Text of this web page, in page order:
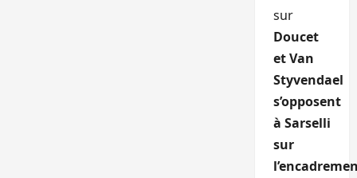
sur
Doucet
et Van
Styvendael
s’opposent
à Sarselli
sur